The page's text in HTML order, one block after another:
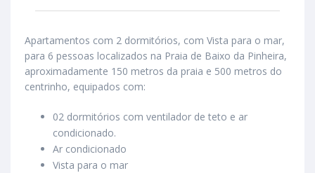
Apartamentos com 2 dormitórios, com Vista para o mar,
para 6 pessoas localizados na Praia de Baixo da Pinheira,
aproximadamente 150 metros da praia e 500 metros do
centrinho, equipados com:
02 dormitórios com ventilador de teto e ar
condicionado.
Ar condicionado
Vista para o mar